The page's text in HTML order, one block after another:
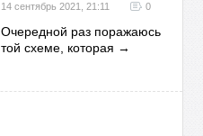
14 сентябрь 2021, 21:11 0
Очередной раз поражаюсь
той схеме, которая →